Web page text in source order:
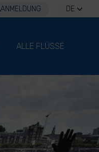
ANMELDUNG DE
ALLE FLÜSSE